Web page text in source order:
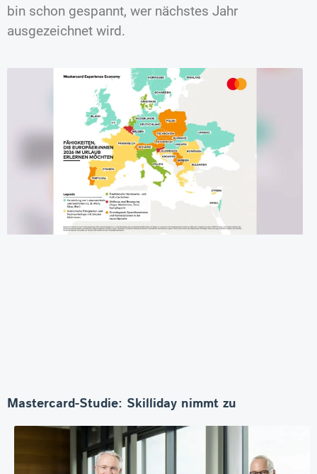
bin schon gespannt, wer nächstes Jahr
ausgezeichnet wird.
Mastercard-Studie: Skilliday nimmt zu